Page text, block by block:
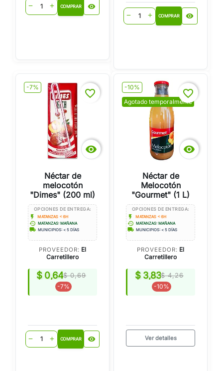
remove add COMPRAR visibility
remove add COMPRAR visibility
-7%

favorite_border
Néctar de
melocotón
"Dimes" (200 ml)
OPCIONES DE ENTREGA:
flash_on MATANZAS < 6H
history MATANZAS: MAÑANA
local_shipping MUNICIPIOS: < 5 DÍAS
PROVEEDOR: El
Carretillero
$ 0,64$ 0,69
-7%
remove add COMPRAR visibility
-10%
Agotado temporalmente

favorite_border
Néctar de
Melocotón
"Gourmet" (1 L)
OPCIONES DE ENTREGA:
flash_on MATANZAS < 6H
history MATANZAS: MAÑANA
local_shipping MUNICIPIOS: < 5 DÍAS
PROVEEDOR: El
Carretillero
$ 3,83$ 4,26
-10%
Ver detalles